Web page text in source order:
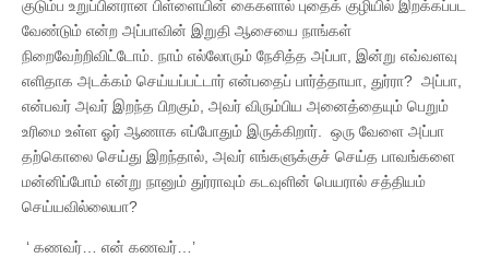
குடும்ப உறுப்பினரான பிள்ளையின் கைகளால் புதைக் குழியில் இறக்கப்பட
வேண்டும் என்ற அப்பாவின் இறுதி ஆசையை நாங்கள்
நிறைவேற்றிவிட்டோம். நாம் எல்லோரும் நேசித்த அப்பா, இன்று எவ்வளவு
எளிதாக அடக்கம் செய்யப்பட்டார் என்பதைப் பார்த்தாயா, துர்ரா? அப்பா,
என்பவர் அவர் இறந்த பிறகும், அவர் விரும்பிய அனைத்தையும் பெறும்
உரிமை உள்ள ஓர் ஆணாக எப்போதும் இருக்கிறார். ஒரு வேளை அப்பா
தற்கொலை செய்து இறந்தால், அவர் எங்களுக்குச் செய்த பாவங்களை
மன்னிப்போம் என்று நானும் துர்ராவும் கடவுளின் பெயரால் சத்தியம்
செய்யவில்லையா?
‘ கணவர்… என் கணவர்…’